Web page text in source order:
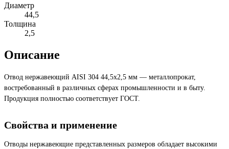
Диаметр
44,5
Толщина
2,5
Описание
Отвод нержавеющий AISI 304 44,5х2,5 мм — металлопрокат,
востребованный в различных сферах промышленности и в быту.
Продукция полностью соответствует ГОСТ.
Свойства и применение
Отводы нержавеющие представленных размеров обладает высокими